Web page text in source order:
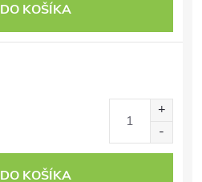
DO KOŠÍKA
DO KOŠÍKA